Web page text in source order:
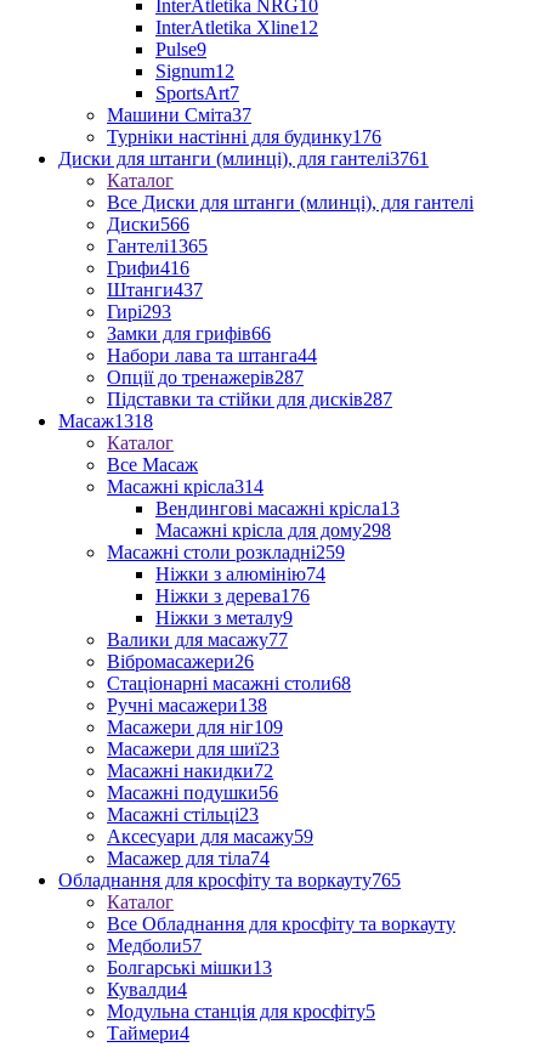
InterAtletika NRG10
InterAtletika Xline12
Pulse9
Signum12
SportsArt7
Машини Сміта37
Турніки настінні для будинку176
Диски для штанги (млинці), для гантелі3761
Каталог
Все Диски для штанги (млинці), для гантелі
Диски566
Гантелі1365
Грифи416
Штанги437
Гирі293
Замки для грифів66
Набори лава та штанга44
Опції до тренажерів287
Підставки та стійки для дисків287
Масаж1318
Каталог
Все Масаж
Масажні крісла314
Вендингові масажні крісла13
Масажні крісла для дому298
Масажні столи розкладні259
Ніжки з алюмінію74
Ніжки з дерева176
Ніжки з металу9
Валики для масажу77
Вібромасажери26
Стаціонарні масажні столи68
Ручні масажери138
Масажери для ніг109
Масажери для шиї23
Масажні накидки72
Масажні подушки56
Масажні стільці23
Аксесуари для масажу59
Масажер для тіла74
Обладнання для кросфіту та воркауту765
Каталог
Все Обладнання для кросфіту та воркауту
Медболи57
Болгарські мішки13
Кувалди4
Модульна станція для кросфіту5
Таймери4